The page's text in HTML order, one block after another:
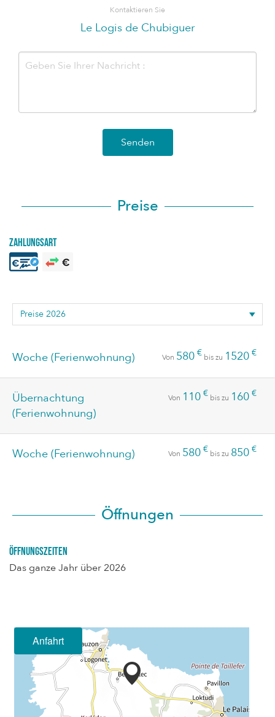
Kontaktieren Sie
Le Logis de Chubiguer
Senden
Preise
Zahlungsart
Woche (Ferienwohnung) Von 580 € bis zu 1520 €
Übernachtung
(Ferienwohnung)
Von 110 € bis zu 160 €
Woche (Ferienwohnung) Von 580 € bis zu 850 €
Öffnungen
Öffnungszeiten
Das ganze Jahr über 2026
Anfahrt